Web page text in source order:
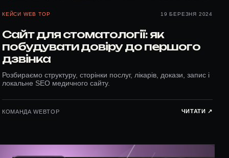
КЕЙСИ WEB TOP 19 БЕРЕЗНЯ 2024
Сайт для стоматології: як
побудувати довіру до першого
дзвінка
Розбираємо структуру, сторінки послуг, лікарів, докази, запис і
локальне SEO медичного сайту.
КОМАНДА WEBTOP ЧИТАТИ ↗︎